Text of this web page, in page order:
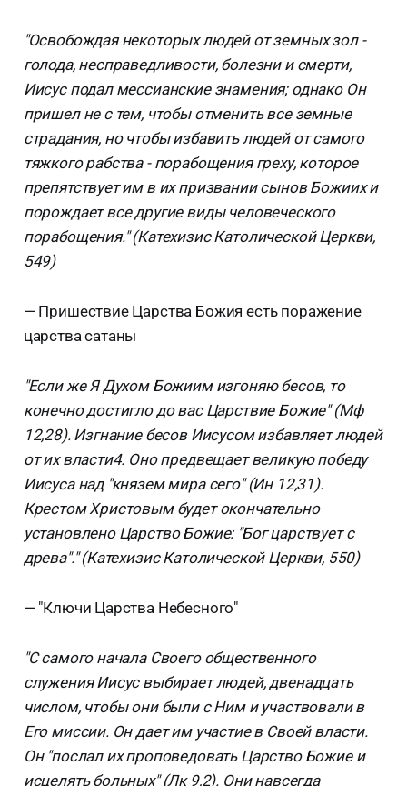
"Освобождая некоторых людей от земных зол -
голода, несправедливости, болезни и смерти,
Иисус подал мессианские знамения; однако Он
пришел не с тем, чтобы отменить все земные
страдания, но чтобы избавить людей от самого
тяжкого рабства - порабощения греху, которое
препятствует им в их призвании сынов Божиих и
порождает все другие виды человеческого
порабощения." (Катехизис Католической Церкви,
549)
— Пришествие Царства Божия есть поражение
царства сатаны
"Если же Я Духом Божиим изгоняю бесов, то
конечно достигло до вас Царствие Божие" (Мф
12,28). Изгнание бесов Иисусом избавляет людей
от их власти4. Оно предвещает великую победу
Иисуса над "князем мира сего" (Ин 12,31).
Крестом Христовым будет окончательно
установлено Царство Божие: "Бог царствует с
древа"." (Катехизис Католической Церкви, 550)
— "Ключи Царства Небесного"
"С самого начала Своего общественного
служения Иисус выбирает людей, двенадцать
числом, чтобы они были с Ним и участвовали в
Его миссии. Он дает им участие в Своей власти.
Он "послал их проповедовать Царство Божие и
исцелять больных" (Лк 9,2). Они навсегда